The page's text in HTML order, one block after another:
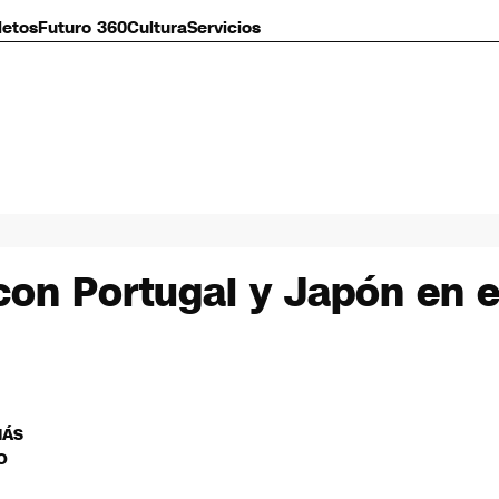
Futuro 360CulturaServicios
Portugal y Japón en